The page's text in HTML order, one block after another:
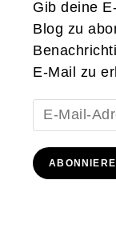
Gib deine
Blog zu
E-Mail zu
E-
Mail-
Adresse